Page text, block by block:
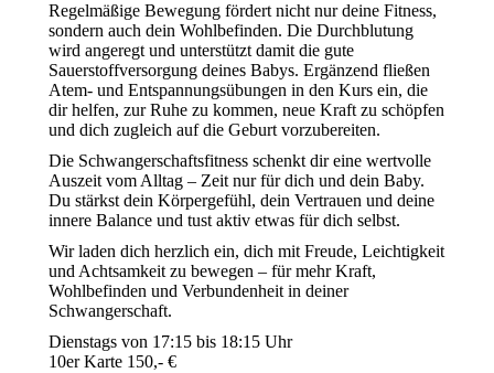
Regelmäßige Bewegung fördert nicht nur deine Fitness,
sondern auch dein Wohlbefinden. Die Durchblutung
wird angeregt und unterstützt damit die gute
Sauerstoffversorgung deines Babys. Ergänzend fließen
Atem- und Entspannungsübungen in den Kurs ein, die
dir helfen, zur Ruhe zu kommen, neue Kraft zu schöpfen
und dich zugleich auf die Geburt vorzubereiten.
Die Schwangerschaftsfitness schenkt dir eine wertvolle
Auszeit vom Alltag – Zeit nur für dich und dein Baby.
Du stärkst dein Körpergefühl, dein Vertrauen und deine
innere Balance und tust aktiv etwas für dich selbst.
Wir laden dich herzlich ein, dich mit Freude, Leichtigkeit
und Achtsamkeit zu bewegen – für mehr Kraft,
Wohlbefinden und Verbundenheit in deiner
Schwangerschaft.
Dienstags von 17:15 bis 18:15 Uhr
10er Karte 150,- €